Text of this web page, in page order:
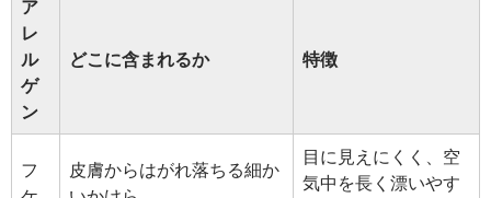
ア
レ
ル
ゲ
ン
どこに含まれるか 特徴
フ
皮膚からはがれ落ちる細か
目に見えにくく、空
気中を長く漂いやす